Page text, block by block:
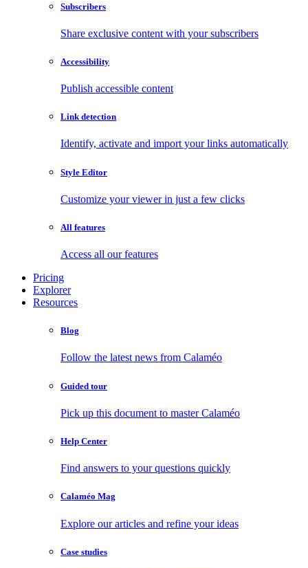
Subscribers
Share exclusive content with your subscribers
Accessibility
Publish accessible content
Link detection
Identify, activate and import your links automatically
Style Editor
Customize your viewer in just a few clicks
All features
Access all our features
Pricing
Explorer
Resources
Blog
Follow the latest news from Calaméo
Guided tour
Pick up this document to master Calaméo
Help Center
Find answers to your questions quickly
Calaméo Mag
Explore our articles and refine your ideas
Case studies